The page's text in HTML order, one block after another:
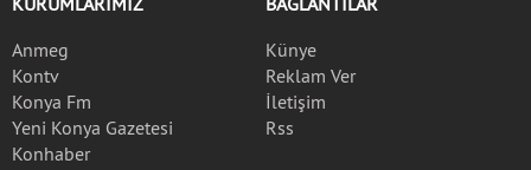
Anmeg
Kontv
Konya Fm
Yeni Konya Gazetesi
Konhaber
Künye
Reklam Ver
İletişim
Rss